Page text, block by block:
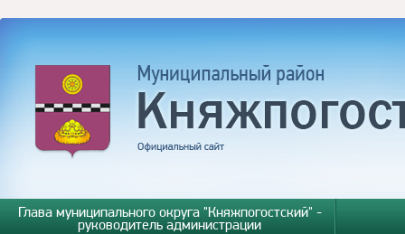
Глава муниципального округа "Княжпогостский" -
руководитель администрации